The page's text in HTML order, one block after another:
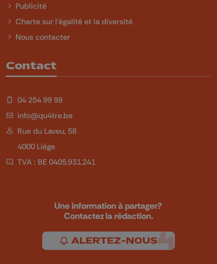
Publicité
Charte sur l'égalité et la diversité
Nous contacter
Contact
04 254 99 99
info@qu4tre.be
Rue du Laveu, 58
4000 Liège
TVA : BE 0405.931.241
Une information à partager?
Contactez la rédaction.
ALERTEZ-NOUS